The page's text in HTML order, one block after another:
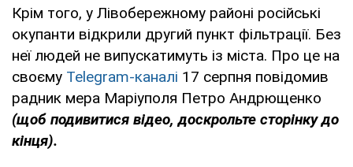
Крім того, у Лівобережному районі російські
окупанти відкрили другий пункт фільтрації. Без
неї людей не випускатимуть із міста. Про це на
своєму Telegram-каналі 17 серпня повідомив
радник мера Маріуполя Петро Андрющенко
(щоб подивитися відео, доскрольте сторінку до
кінця).